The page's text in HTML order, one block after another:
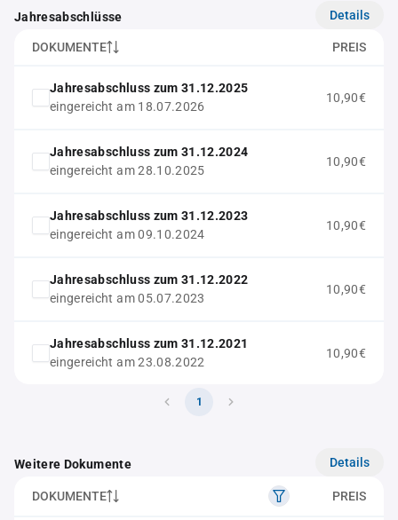
Jahresabschlüsse Details
DOKUMENTE PREIS
Jahresabschluss zum 31.12.2025
eingereicht am 18.07.2026
10,90€
Jahresabschluss zum 31.12.2024
eingereicht am 28.10.2025
10,90€
Jahresabschluss zum 31.12.2023
eingereicht am 09.10.2024
10,90€
Jahresabschluss zum 31.12.2022
eingereicht am 05.07.2023
10,90€
Jahresabschluss zum 31.12.2021
eingereicht am 23.08.2022
10,90€
1
Weitere Dokumente Details
DOKUMENTE PREIS